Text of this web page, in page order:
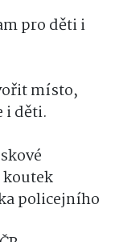
pro děti i
místo,
i děti.
policejního